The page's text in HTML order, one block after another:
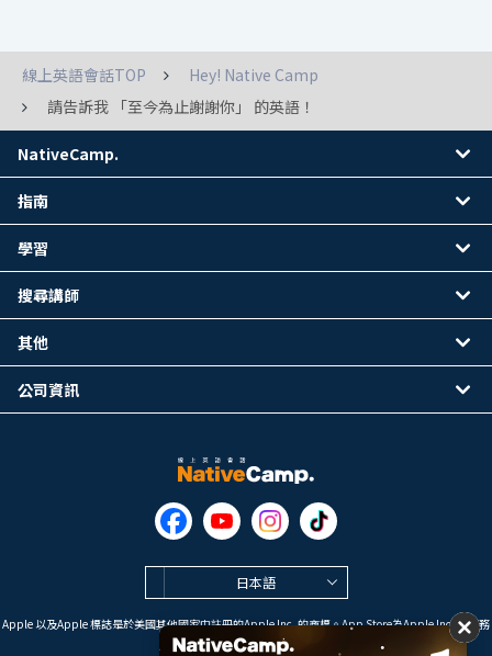
線上英語會話TOP
Hey! Native Camp
請告訴我 「至今為止謝謝你」 的英語！
日本語
Apple 以及Apple 標誌是於美國其他國家中註冊的Apple Inc. 的商標。App Store為Apple Inc. 的服務
標誌。
NativeCamp.
指南
學習
搜尋講師
其他
公司資訊